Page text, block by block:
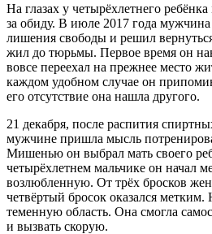
На глазах у четырёхлетнего
за обиду. В июле 2017 года мужчина
лишения свободы и решил
жил до тюрьмы. Первое время он
вовсе переехал на прежнее место
каждом удобном случае он
его отсутствие она нашла другого.
21 декабря, после распития
мужчине пришла мысль
Мишенью он выбрал мать своего
четырёхлетнем мальчике он начал
возлюбленную. От трёх бросков
четвёртый бросок оказался
теменную область. Она смогла
и вызвать скорую.